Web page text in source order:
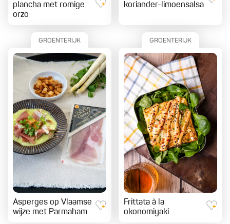
plancha met romige
orzo
koriander-limoensalsa
GROENTERIJK
Asperges op Vlaamse
wijze met Parmaham
GROENTERIJK
Frittata à la
okonomiyaki